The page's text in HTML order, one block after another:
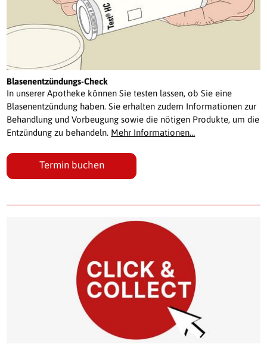
Blasenentzündungs-Check
In unserer Apotheke können Sie testen lassen, ob Sie eine
Blasenentzündung haben. Sie erhalten zudem Informationen zur
Behandlung und Vorbeugung sowie die nötigen Produkte, um die
Entzündung zu behandeln. Mehr Informationen…
Termin buchen